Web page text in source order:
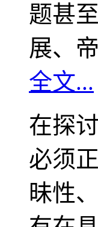
题甚
展、
全文...
在探
必须
昧性